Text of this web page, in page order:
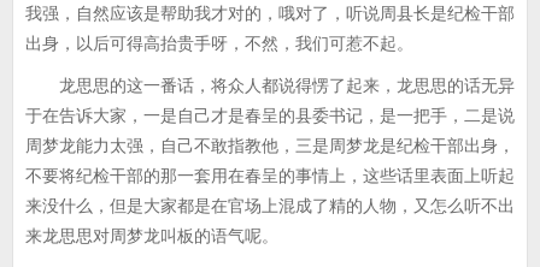
我强，自然应该是帮助我才对的，哦对了，听说周县长是纪检干部
出身，以后可得高抬贵手呀，不然，我们可惹不起。
龙思思的这一番话，将众人都说得愣了起来，龙思思的话无异
于在告诉大家，一是自己才是春呈的县委书记，是一把手，二是说
周梦龙能力太强，自己不敢指教他，三是周梦龙是纪检干部出身，
不要将纪检干部的那一套用在春呈的事情上，这些话里表面上听起
来没什么，但是大家都是在官场上混成了精的人物，又怎么听不出
来龙思思对周梦龙叫板的语气呢。